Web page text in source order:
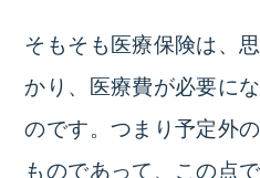
そもそも医療保険は、
かり、医療費が必要に
のです。つまり予定外
ものであって、この点